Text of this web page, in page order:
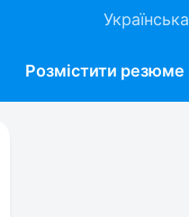
Українська
Розмістити резюме